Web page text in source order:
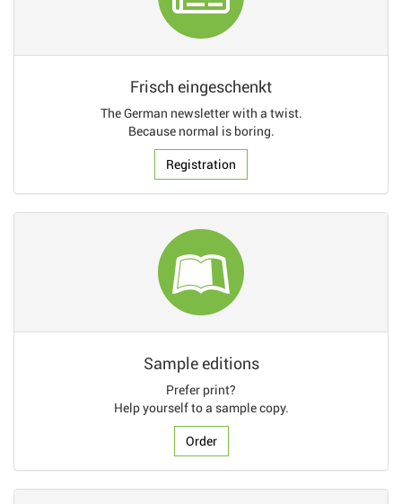
Frisch eingeschenkt
The German newsletter with a twist.
Because normal is boring.
Registration
Sample editions
Prefer print?
Help yourself to a sample copy.
Order